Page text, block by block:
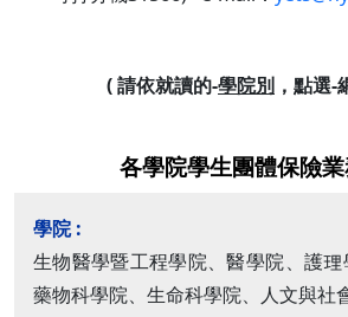
( 請依就讀的-學院別 ，點選-
各學院學生團體保險
生物醫學暨工程學院、醫學院、護理
藥物科學院、生命科學院、人文與社